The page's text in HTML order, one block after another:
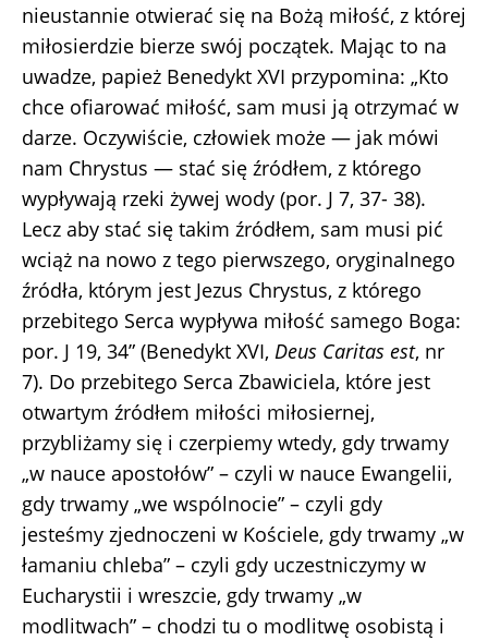
nieustannie otwierać się na Bożą miłość, z której
miłosierdzie bierze swój początek. Mając to na
uwadze, papież Benedykt XVI przypomina: „Kto
chce ofiarować miłość, sam musi ją otrzymać w
darze. Oczywiście, człowiek może — jak mówi
nam Chrystus — stać się źródłem, z którego
wypływają rzeki żywej wody (por. J 7, 37- 38).
Lecz aby stać się takim źródłem, sam musi pić
wciąż na nowo z tego pierwszego, oryginalnego
źródła, którym jest Jezus Chrystus, z którego
przebitego Serca wypływa miłość samego Boga:
por. J 19, 34” (Benedykt XVI, Deus Caritas est, nr
7). Do przebitego Serca Zbawiciela, które jest
otwartym źródłem miłości miłosiernej,
przybliżamy się i czerpiemy wtedy, gdy trwamy
„w nauce apostołów” – czyli w nauce Ewangelii,
gdy trwamy „we wspólnocie” – czyli gdy
jesteśmy zjednoczeni w Kościele, gdy trwamy „w
łamaniu chleba” – czyli gdy uczestniczymy w
Eucharystii i wreszcie, gdy trwamy „w
modlitwach” – chodzi tu o modlitwę osobistą i